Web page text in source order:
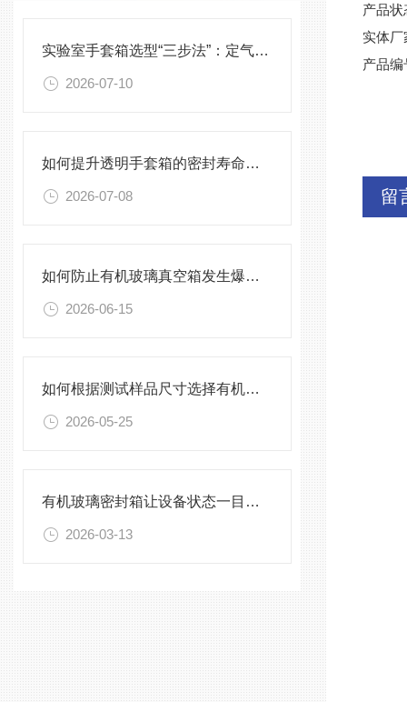
实验室手套箱选型“三步法”：定气氛、定压差、定配件
2026-07-10
如何提升透明手套箱的密封寿命？密封圈选型与保养须知
2026-07-08
如何防止有机玻璃真空箱发生爆裂？
2026-06-15
如何根据测试样品尺寸选择有机玻璃试验箱
2026-05-25
有机玻璃密封箱让设备状态一目了然，告别频繁开箱
2026-03-13
产品
实体
产品编
留